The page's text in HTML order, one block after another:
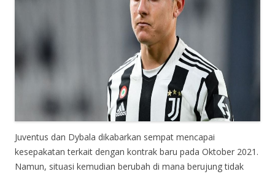
Juventus dan Dybala dikabarkan sempat mencapai
kesepakatan terkait dengan kontrak baru pada Oktober 2021.
Namun, situasi kemudian berubah di mana berujung tidak